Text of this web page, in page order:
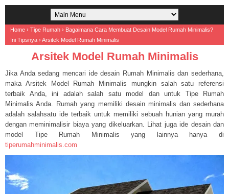
Home › Tipe Rumah › Bagaimana Cara Membuat Desain Model Rumah Minimalis?
Ini Tipsnya › Arsitek Model Rumah Minimalis
Arsitek Model Rumah Minimalis
Jika Anda sedang mencari ide desain Rumah Minimalis dan sederhana,
maka Arsitek Model Rumah Minimalis mungkin salah satu referensi
terbaik Anda, ini adalah salah satu model dan untuk Tipe Rumah
Minimalis Anda. Rumah yang memiliki desain minimalis dan sederhana
adalah salahsatu ide terbaik untuk memiliki sebuah hunian yang murah
dengan meminimalisir biaya yang dikeluarkan. Lihat juga ide desain dan
model Tipe Rumah Minimalis yang lainnya hanya di
tiperumahminimalis.com